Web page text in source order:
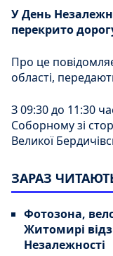
У День
перекрито
Про це
області,
З 09:30 до 11:30
Соборному зі
Великої
ЗАРАЗ
Фотозона,
Житомирі
Незалежності